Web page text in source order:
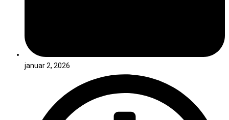
januar 2, 2026